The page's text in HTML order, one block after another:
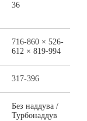
36
716-860 × 526-
612 × 819-994
317-396
Без наддува /
Турбонаддув